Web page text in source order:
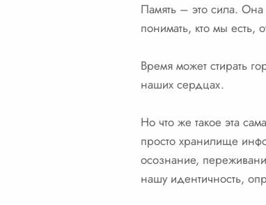
Память – это сила.
понимать, кто мы
Время может стирать
наших сердцах.
Но что же такое эта
просто хранилище
осознание,
нашу идентичность,